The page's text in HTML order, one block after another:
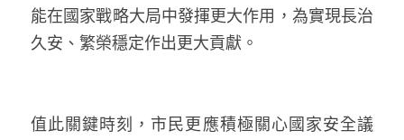
能在國家戰略大局中發揮更大作用，為實現長治
久安、繁榮穩定作出更大貢獻。
值此關鍵時刻，市民更應積極關心國家安全議